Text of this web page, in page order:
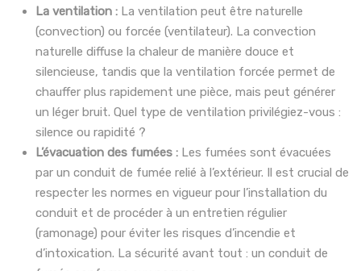
La ventilation : La ventilation peut être naturelle
(convection) ou forcée (ventilateur). La convection
naturelle diffuse la chaleur de manière douce et
silencieuse, tandis que la ventilation forcée permet de
chauffer plus rapidement une pièce, mais peut générer
un léger bruit. Quel type de ventilation privilégiez-vous :
silence ou rapidité ?
L’évacuation des fumées : Les fumées sont évacuées
par un conduit de fumée relié à l’extérieur. Il est crucial de
respecter les normes en vigueur pour l’installation du
conduit et de procéder à un entretien régulier
(ramonage) pour éviter les risques d’incendie et
d’intoxication. La sécurité avant tout : un conduit de